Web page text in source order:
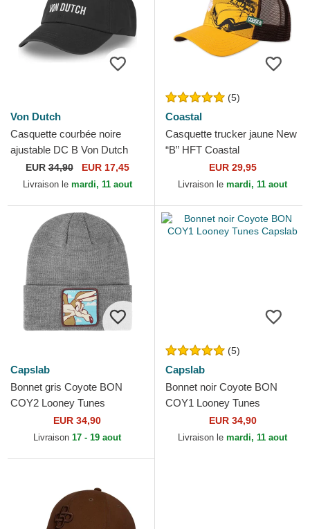
Von Dutch
Casquette courbée noire
ajustable DC B Von Dutch
EUR34,90 EUR 17,45
Livraison le mardi, 11 aout
(5)
Coastal
Casquette trucker jaune New
“B” HFT Coastal
EUR 29,95
Livraison le mardi, 11 aout
Capslab
Bonnet gris Coyote BON
COY2 Looney Tunes
EUR 34,90
Livraison 17 - 19 aout
(5)
Capslab
Bonnet noir Coyote BON
COY1 Looney Tunes
EUR 34,90
Livraison le mardi, 11 aout